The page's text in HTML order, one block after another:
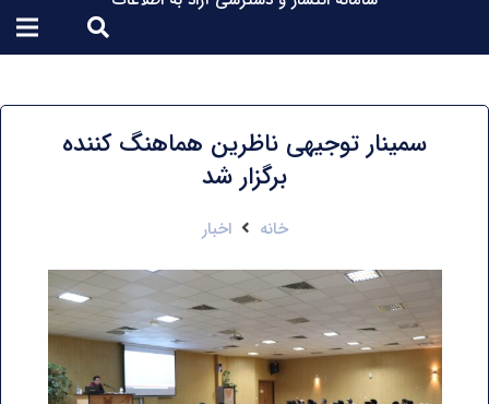
سمینار توجیهی ناظرین هماهنگ کننده
برگزار شد
خانه اخبار